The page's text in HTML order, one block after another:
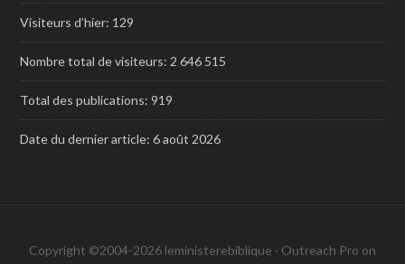
Visiteurs d’hier: 129
Nombre total de visiteurs: 2 646 515
Total des publications:919
Date du dernier article:6 août 2026
Copyright ©2004-2026 leministerebiblique · Outreach Pro on